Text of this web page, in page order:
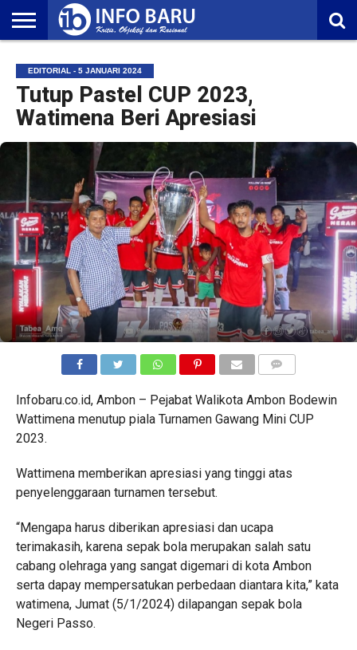
NASIONAL
AMBONIA
MALUKU
EKONOMI
POLITIK
OLAHRAGA
LIFESTYLE
REDAKSI
EDITORIAL - 5 JANUARI 2024
Tutup Pastel CUP 2023,
Watimena Beri Apresiasi
Infobaru.co.id, Ambon – Pejabat Walikota Ambon Bodewin
Wattimena menutup piala Turnamen Gawang Mini CUP
2023.
Wattimena memberikan apresiasi yang tinggi atas
penyelenggaraan turnamen tersebut.
“Mengapa harus diberikan apresiasi dan ucapa
terimakasih, karena sepak bola merupakan salah satu
cabang olehraga yang sangat digemari di kota Ambon
serta dapay mempersatukan perbedaan diantara kita,” kata
watimena, Jumat (5/1/2024) dilapangan sepak bola
Negeri Passo.